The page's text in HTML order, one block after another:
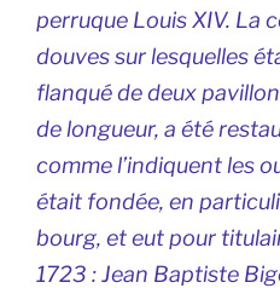
perruque Louis XIV. La
douves sur lesquelles
flanqué de deux
de longueur, a été
comme l’indiquent les
était fondée, en
bourg, et eut pour
1723 : Jean Baptiste